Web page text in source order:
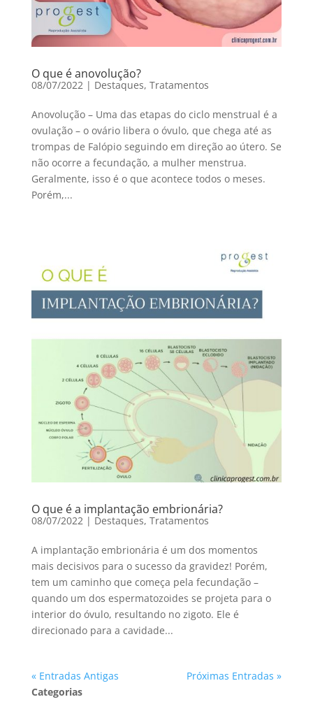
O que é anovolução?
08/07/2022| Destaques, Tratamentos
Anovolução – Uma das etapas do ciclo menstrual é a
ovulação – o ovário libera o óvulo, que chega até as
trompas de Falópio seguindo em direção ao útero. Se
não ocorre a fecundação, a mulher menstrua.
Geralmente, isso é o que acontece todos o meses.
Porém,...
O que é a implantação embrionária?
08/07/2022| Destaques, Tratamentos
A implantação embrionária é um dos momentos
mais decisivos para o sucesso da gravidez! Porém,
tem um caminho que começa pela fecundação –
quando um dos espermatozoides se projeta para o
interior do óvulo, resultando no zigoto. Ele é
direcionado para a cavidade...
« Entradas Antigas
Próximas Entradas »
Categorias